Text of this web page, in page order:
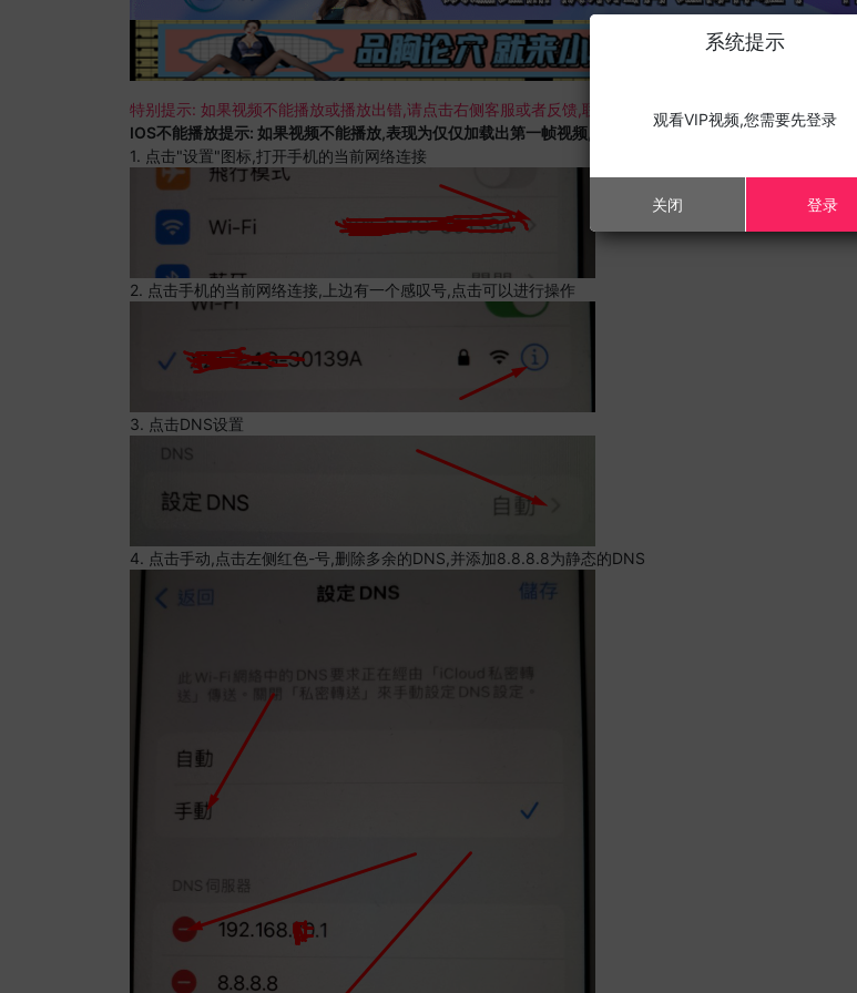
特别提示: 如果视频不能播放或播放出错,请点击右侧客服或者反馈,联系我们;
IOS不能播放提示: 如果视频不能播放,表现为仅仅加载出第一帧视频,且您的设备为苹果手机,请进行以下修改;
1. 点击"设置"图标,打开手机的当前网络连接
2. 点击手机的当前网络连接,上边有一个感叹号,点击可以进行操作
3. 点击DNS设置
4. 点击手动,点击左侧红色-号,删除多余的DNS,并添加8.8.8.8为静态的DNS
系统提示
观看VIP视频,您需要先登录
关闭 登录